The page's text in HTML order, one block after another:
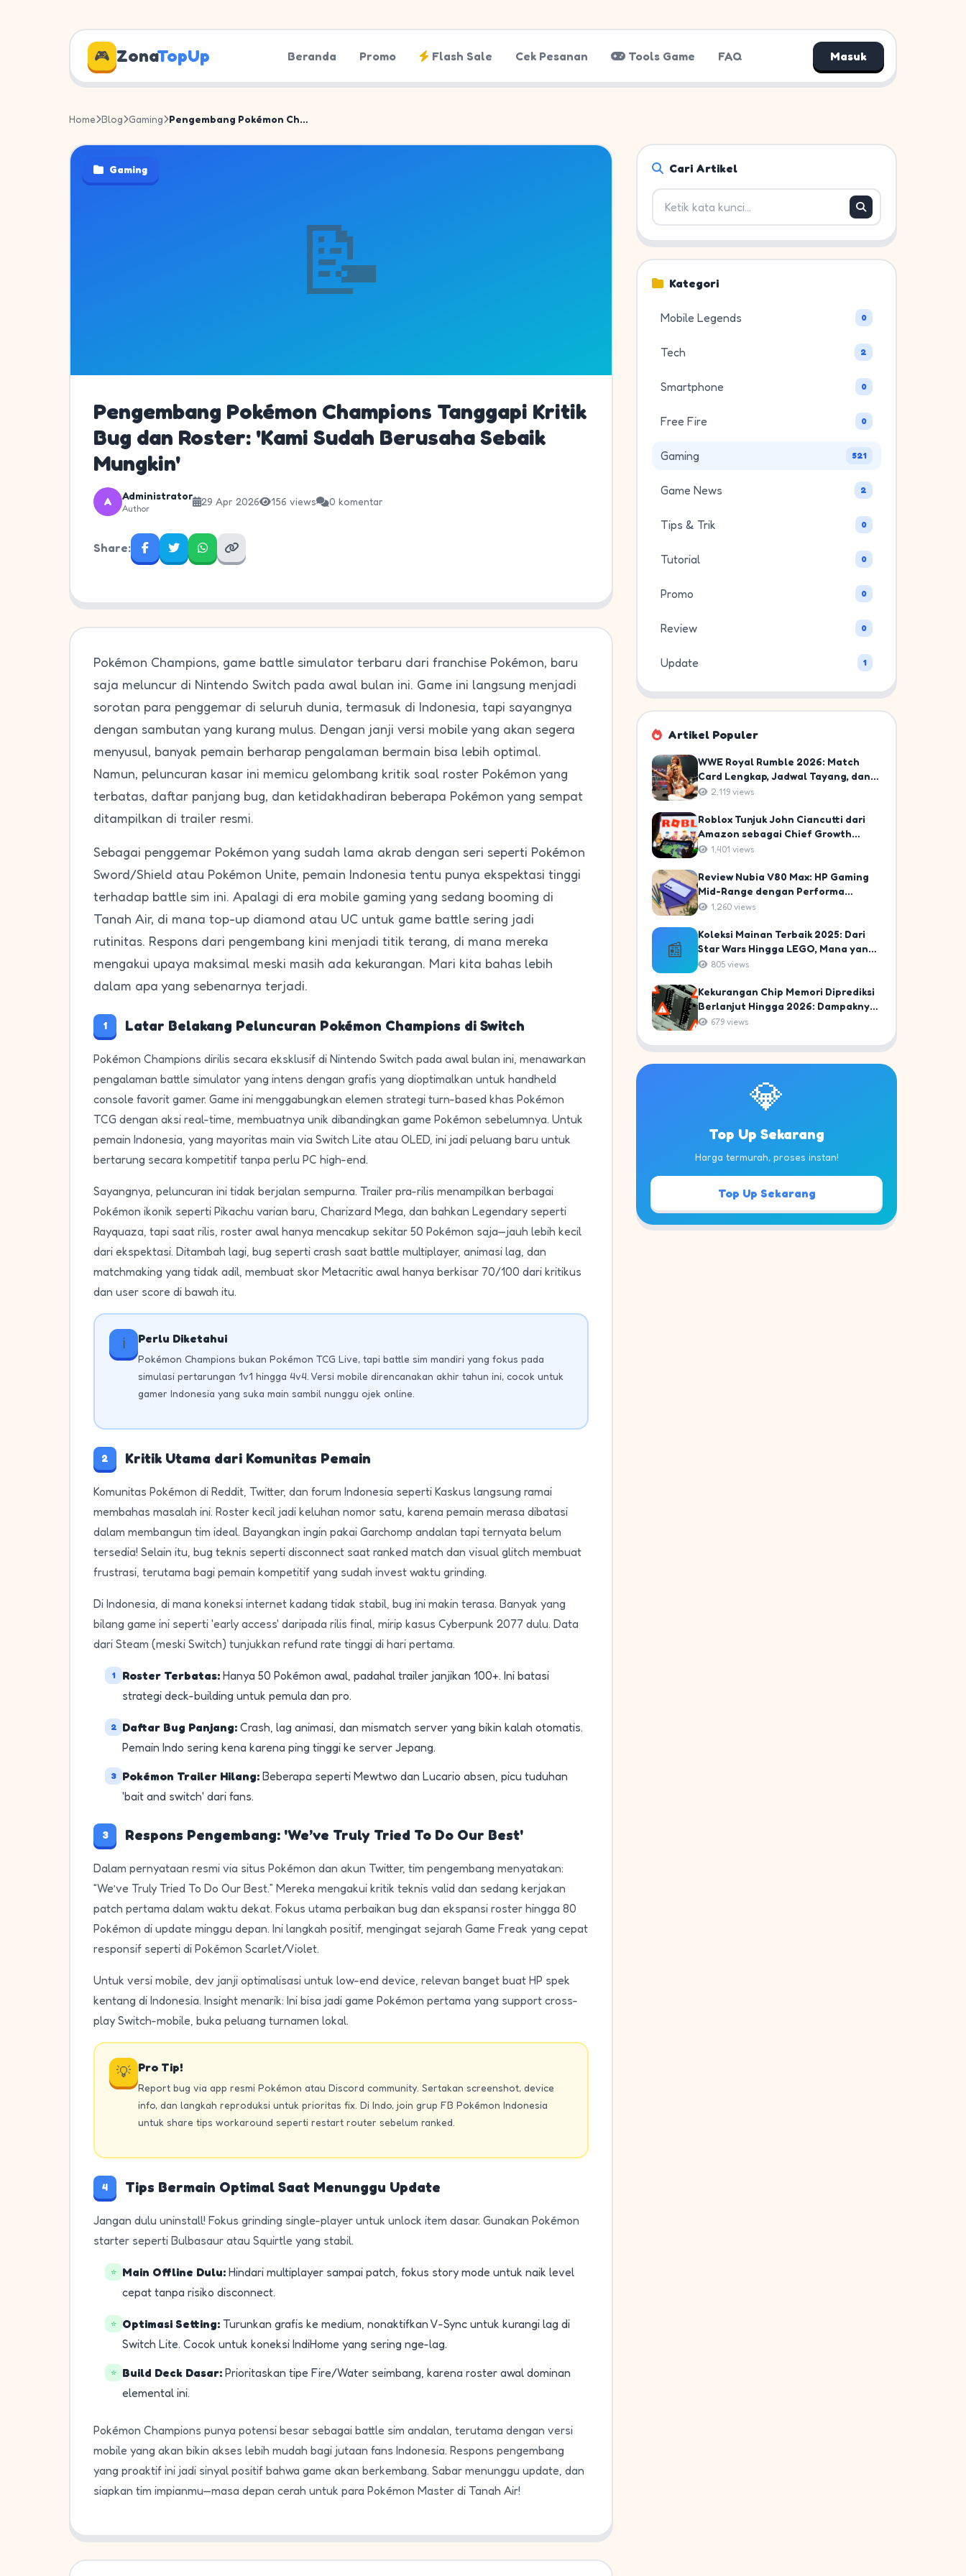
🎮 ZonaTopUp Beranda Promo Flash Sale Cek Pesanan Tools Game FAQ Masuk
Home Blog Gaming Pengembang Pokémon Champions T...
📝
Gaming
Pengembang Pokémon Champions Tanggapi Kritik
Bug dan Roster: 'Kami Sudah Berusaha Sebaik
Mungkin'
A Administrator
Author
29 Apr 2026 156 views 0 komentar
Share:
Pokémon Champions, game battle simulator terbaru dari franchise Pokémon, baru
saja meluncur di Nintendo Switch pada awal bulan ini. Game ini langsung menjadi
sorotan para penggemar di seluruh dunia, termasuk di Indonesia, tapi sayangnya
dengan sambutan yang kurang mulus. Dengan janji versi mobile yang akan segera
menyusul, banyak pemain berharap pengalaman bermain bisa lebih optimal.
Namun, peluncuran kasar ini memicu gelombang kritik soal roster Pokémon yang
terbatas, daftar panjang bug, dan ketidakhadiran beberapa Pokémon yang sempat
ditampilkan di trailer resmi.
Sebagai penggemar Pokémon yang sudah lama akrab dengan seri seperti Pokémon
Sword/Shield atau Pokémon Unite, pemain Indonesia tentu punya ekspektasi tinggi
terhadap battle sim ini. Apalagi di era mobile gaming yang sedang booming di
Tanah Air, di mana top-up diamond atau UC untuk game battle sering jadi
rutinitas. Respons dari pengembang kini menjadi titik terang, di mana mereka
mengakui upaya maksimal meski masih ada kekurangan. Mari kita bahas lebih
dalam apa yang sebenarnya terjadi.
1 Latar Belakang Peluncuran Pokémon Champions di Switch
Pokémon Champions dirilis secara eksklusif di Nintendo Switch pada awal bulan ini, menawarkan
pengalaman battle simulator yang intens dengan grafis yang dioptimalkan untuk handheld
console favorit gamer. Game ini menggabungkan elemen strategi turn-based khas Pokémon
TCG dengan aksi real-time, membuatnya unik dibandingkan game Pokémon sebelumnya. Untuk
pemain Indonesia, yang mayoritas main via Switch Lite atau OLED, ini jadi peluang baru untuk
bertarung secara kompetitif tanpa perlu PC high-end.
Sayangnya, peluncuran ini tidak berjalan sempurna. Trailer pra-rilis menampilkan berbagai
Pokémon ikonik seperti Pikachu varian baru, Charizard Mega, dan bahkan Legendary seperti
Rayquaza, tapi saat rilis, roster awal hanya mencakup sekitar 50 Pokémon saja—jauh lebih kecil
dari ekspektasi. Ditambah lagi, bug seperti crash saat battle multiplayer, animasi lag, dan
matchmaking yang tidak adil, membuat skor Metacritic awal hanya berkisar 70/100 dari kritikus
dan user score di bawah itu.
ℹ️ Perlu Diketahui
Pokémon Champions bukan Pokémon TCG Live, tapi battle sim mandiri yang fokus pada
simulasi pertarungan 1v1 hingga 4v4. Versi mobile direncanakan akhir tahun ini, cocok untuk
gamer Indonesia yang suka main sambil nunggu ojek online.
2 Kritik Utama dari Komunitas Pemain
Komunitas Pokémon di Reddit, Twitter, dan forum Indonesia seperti Kaskus langsung ramai
membahas masalah ini. Roster kecil jadi keluhan nomor satu, karena pemain merasa dibatasi
dalam membangun tim ideal. Bayangkan ingin pakai Garchomp andalan tapi ternyata belum
tersedia! Selain itu, bug teknis seperti disconnect saat ranked match dan visual glitch membuat
frustrasi, terutama bagi pemain kompetitif yang sudah invest waktu grinding.
Di Indonesia, di mana koneksi internet kadang tidak stabil, bug ini makin terasa. Banyak yang
bilang game ini seperti 'early access' daripada rilis final, mirip kasus Cyberpunk 2077 dulu. Data
dari Steam (meski Switch) tunjukkan refund rate tinggi di hari pertama.
1 Roster Terbatas: Hanya 50 Pokémon awal, padahal trailer janjikan 100+. Ini batasi
strategi deck-building untuk pemula dan pro.
2 Daftar Bug Panjang: Crash, lag animasi, dan mismatch server yang bikin kalah otomatis.
Pemain Indo sering kena karena ping tinggi ke server Jepang.
3 Pokémon Trailer Hilang: Beberapa seperti Mewtwo dan Lucario absen, picu tuduhan
'bait and switch' dari fans.
3 Respons Pengembang: 'We’ve Truly Tried To Do Our Best'
Dalam pernyataan resmi via situs Pokémon dan akun Twitter, tim pengembang menyatakan:
“We’ve Truly Tried To Do Our Best.” Mereka mengakui kritik teknis valid dan sedang kerjakan
patch pertama dalam waktu dekat. Fokus utama perbaikan bug dan ekspansi roster hingga 80
Pokémon di update minggu depan. Ini langkah positif, mengingat sejarah Game Freak yang cepat
responsif seperti di Pokémon Scarlet/Violet.
Untuk versi mobile, dev janji optimalisasi untuk low-end device, relevan banget buat HP spek
kentang di Indonesia. Insight menarik: Ini bisa jadi game Pokémon pertama yang support cross-
play Switch-mobile, buka peluang turnamen lokal.
💡 Pro Tip!
Report bug via app resmi Pokémon atau Discord community. Sertakan screenshot, device
info, dan langkah reproduksi untuk prioritas fix. Di Indo, join grup FB Pokémon Indonesia
untuk share tips workaround seperti restart router sebelum ranked.
4 Tips Bermain Optimal Saat Menunggu Update
Jangan dulu uninstall! Fokus grinding single-player untuk unlock item dasar. Gunakan Pokémon
starter seperti Bulbasaur atau Squirtle yang stabil.
⭐ Main Offline Dulu: Hindari multiplayer sampai patch, fokus story mode untuk naik level
cepat tanpa risiko disconnect.
⭐ Optimasi Setting: Turunkan grafis ke medium, nonaktifkan V-Sync untuk kurangi lag di
Switch Lite. Cocok untuk koneksi IndiHome yang sering nge-lag.
⭐ Build Deck Dasar: Prioritaskan tipe Fire/Water seimbang, karena roster awal dominan
elemental ini.
Pokémon Champions punya potensi besar sebagai battle sim andalan, terutama dengan versi
mobile yang akan bikin akses lebih mudah bagi jutaan fans Indonesia. Respons pengembang
yang proaktif ini jadi sinyal positif bahwa game akan berkembang. Sabar menunggu update, dan
siapkan tim impianmu—masa depan cerah untuk para Pokémon Master di Tanah Air!
Cari Artikel
Kategori
Mobile Legends 0
Tech 2
Smartphone 0
Free Fire 0
Gaming 521
Game News 2
Tips & Trik 0
Tutorial 0
Promo 0
Review 0
Update 1
Artikel Populer
WWE Royal Rumble 2026: Match
Card Lengkap, Jadwal Tayang, dan
Panduan Nonton untuk Fans
2,119 views
Roblox Tunjuk John Ciancutti dari
Amazon sebagai Chief Growth
Officer Pertama: Langkah Strategis
1,401 views
Review Nubia V80 Max: HP Gaming
Mid-Range dengan Performa
Ngebut di 2025
1,260 views
📰
Koleksi Mainan Terbaik 2025: Dari
Star Wars Hingga LEGO, Mana yang
Wajib Kamu Miliki?
805 views
Kekurangan Chip Memori Diprediksi
Berlanjut Hingga 2026: Dampaknya
Bagi Gamer dan PC Build Indonesia!
679 views
💎
Top Up Sekarang
Harga termurah, proses instan!
Top Up Sekarang